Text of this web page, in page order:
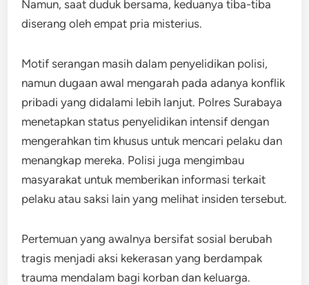
Namun, saat duduk bersama, keduanya tiba-tiba
diserang oleh empat pria misterius.
Motif serangan masih dalam penyelidikan polisi,
namun dugaan awal mengarah pada adanya konflik
pribadi yang didalami lebih lanjut. Polres Surabaya
menetapkan status penyelidikan intensif dengan
mengerahkan tim khusus untuk mencari pelaku dan
menangkap mereka. Polisi juga mengimbau
masyarakat untuk memberikan informasi terkait
pelaku atau saksi lain yang melihat insiden tersebut.
Pertemuan yang awalnya bersifat sosial berubah
tragis menjadi aksi kekerasan yang berdampak
trauma mendalam bagi korban dan keluarga.